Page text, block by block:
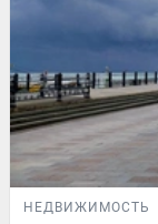
НЕДВИЖИМОСТЬ